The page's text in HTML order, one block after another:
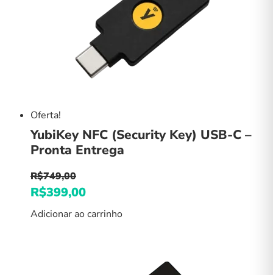
Oferta!
YubiKey NFC (Security Key) USB-C –
Pronta Entrega
R$749,00
O
preço
R$399,00O
preço
Adicionar ao carrinho